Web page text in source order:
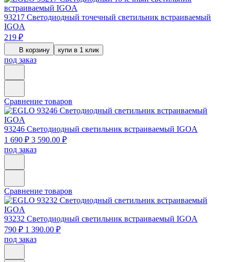
93217 Светодиодный точечный светильник встраиваемый
IGOA
219 ₽
В корзину купи в 1 клик
под заказ
Сравнение товаров
93246 Светодиодный светильник встраиваемый IGOA
1 690 ₽ 3 590.00 ₽
под заказ
Сравнение товаров
93232 Светодиодный светильник встраиваемый IGOA
790 ₽ 1 390.00 ₽
под заказ